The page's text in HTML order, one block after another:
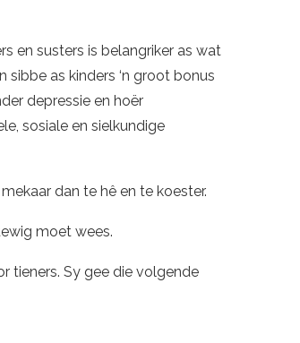
en susters is belangriker as wat
as kinders ‘n groot bonus
depressie en hoër
sosiale en sielkundige
dan te hê en te koester.
moet wees.
tieners. Sy gee die volgende